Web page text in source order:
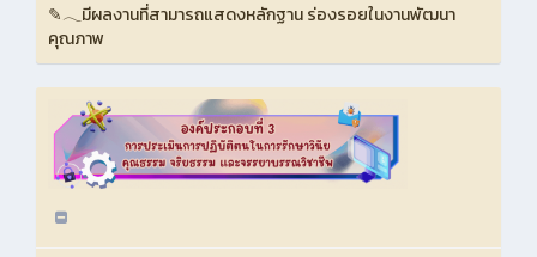
✎𓂃มีผลงานที่สามารถแสดงหลักฐาน ร่องรอยในงานพัฒนา
คุณภาพ